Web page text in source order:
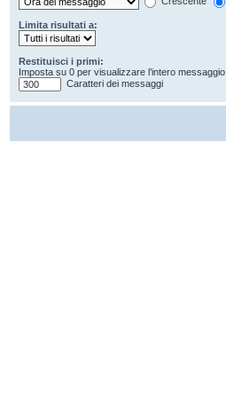
Limita risultati a:
Restituisci i primi:
Imposta su 0 per visualizzare l’intero messaggio.
Caratteri dei messaggi